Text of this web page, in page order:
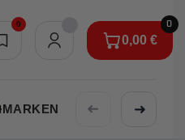
0
Merkliste
0
0,00 €
0,00 €
MARKEN AKTIONEN
➜ ➜